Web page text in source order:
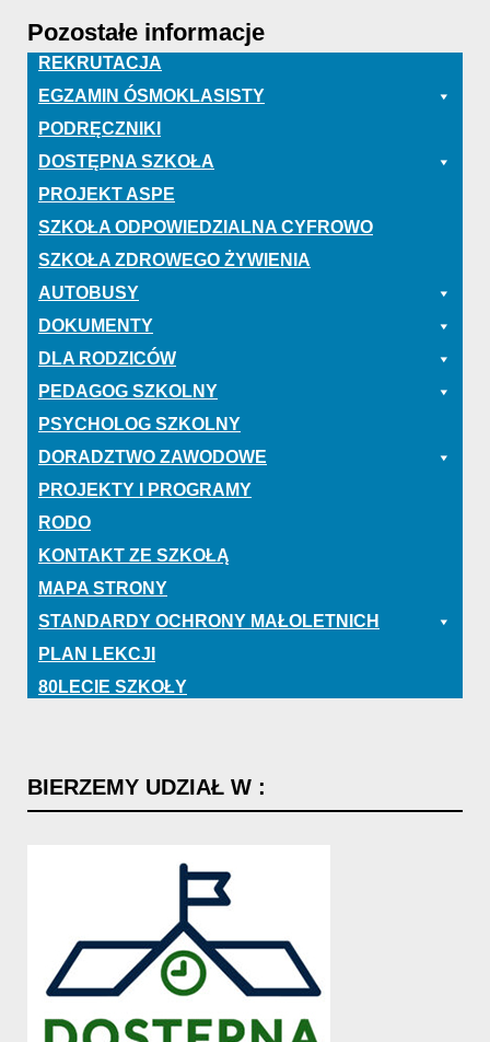
Pozostałe informacje
REKRUTACJA
EGZAMIN ÓSMOKLASISTY
PODRĘCZNIKI
DOSTĘPNA SZKOŁA
PROJEKT ASPE
SZKOŁA ODPOWIEDZIALNA CYFROWO
SZKOŁA ZDROWEGO ŻYWIENIA
AUTOBUSY
DOKUMENTY
DLA RODZICÓW
PEDAGOG SZKOLNY
PSYCHOLOG SZKOLNY
DORADZTWO ZAWODOWE
PROJEKTY I PROGRAMY
RODO
KONTAKT ZE SZKOŁĄ
MAPA STRONY
STANDARDY OCHRONY MAŁOLETNICH
PLAN LEKCJI
80LECIE SZKOŁY
BIERZEMY UDZIAŁ W :